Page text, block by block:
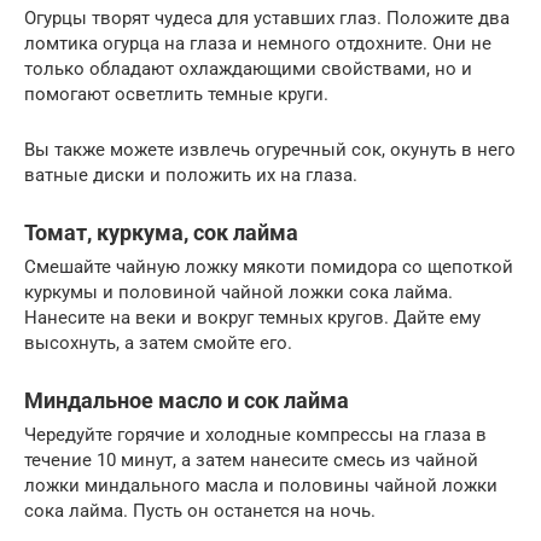
Огурцы творят чудеса для уставших глаз. Положите два
ломтика огурца на глаза и немного отдохните. Они не
только обладают охлаждающими свойствами, но и
помогают осветлить темные круги.
Вы также можете извлечь огуречный сок, окунуть в него
ватные диски и положить их на глаза.
Томат, куркума, сок лайма
Смешайте чайную ложку мякоти помидора со щепоткой
куркумы и половиной чайной ложки сока лайма.
Нанесите на веки и вокруг темных кругов. Дайте ему
высохнуть, а затем смойте его.
Миндальное масло и сок лайма
Чередуйте горячие и холодные компрессы на глаза в
течение 10 минут, а затем нанесите смесь из чайной
ложки миндального масла и половины чайной ложки
сока лайма. Пусть он останется на ночь.